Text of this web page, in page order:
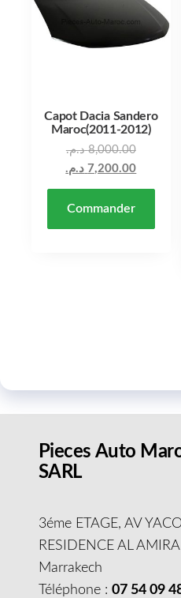
Capot Dacia Sandero
Maroc(2011-2012)
8,000.00 د.م.
7,200.00 د.م.
Commander
Pieces Auto
SARL
3éme ETAGE, AV
RESIDENCE AL
Marrakech
Téléphone : 07 54 09